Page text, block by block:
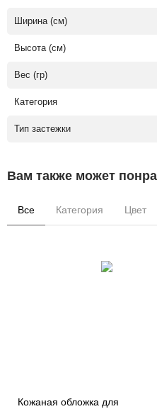
Ширина (см)
Высота (см)
Вес (гр)
Категория
Тип застежки
Вам также может
Все Категория Цвет
Кожаная обложка для